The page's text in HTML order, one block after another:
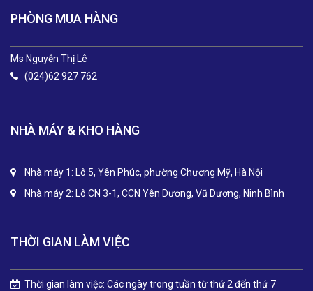
PHÒNG MUA HÀNG
Ms Nguyễn Thị Lê
(024)62 927 762
NHÀ MÁY & KHO HÀNG
Nhà máy 1: Lô 5, Yên Phúc, phường Chương Mỹ, Hà Nội
Nhà máy 2: Lô CN 3-1, CCN Yên Dương, Vũ Dương, Ninh Bình
THỜI GIAN LÀM VIỆC
Thời gian làm việc: Các ngày trong tuần từ thứ 2 đến thứ 7